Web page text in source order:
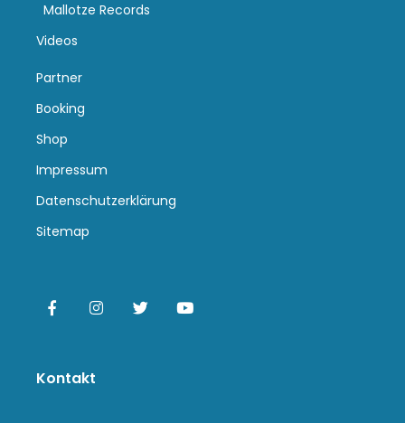
Mallotze Records
Videos
Partner
Booking
Shop
Impressum
Datenschutzerklärung
Sitemap
Kontakt